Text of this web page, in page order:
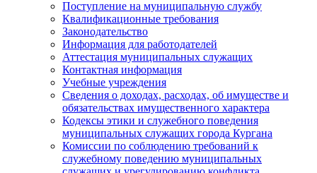
Поступление на муниципальную службу
Квалификационные требования
Законодательство
Информация для работодателей
Аттестация муниципальных служащих
Контактная информация
Учебные учреждения
Сведения о доходах, расходах, об имуществе и
обязательствах имущественного характера
Кодексы этики и служебного поведения
муниципальных служащих города Кургана
Комиссии по соблюдению требований к
служебному поведению муниципальных